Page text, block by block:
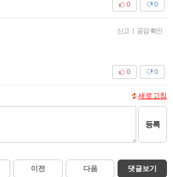
0
0
신고 | 공감 확인
0
0
새로고침
등록
이전 다음 댓글보기